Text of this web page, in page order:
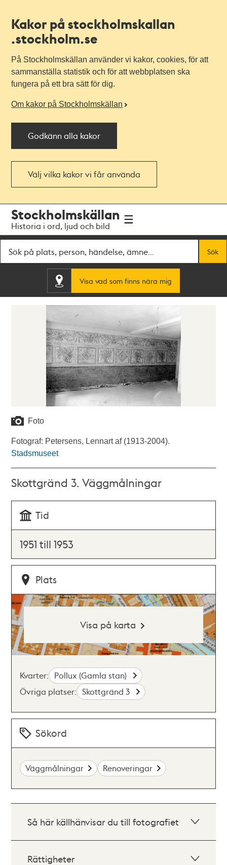
Kakor på stockholmskallan
.stockholm.se
På Stockholmskällan använder vi kakor, cookies, för att
sammanställa statistik och för att webbplatsen ska
fungera på ett bra sätt för dig.
Om kakor på Stockholmskällan
Godkänn alla kakor
Välj vilka kakor vi får använda
navigationen
huvudinnehållet
Stockholmskällan
Historia i ord, ljud och bild
Sök
Visa vad som finns nära mig
Foto
Fotograf: Petersens, Lennart af (1913-2004).
Stadsmuseet
Skottgränd 3. Väggmålningar
Tid
1951 till 1953
Plats
Visa på karta
Kvarter: Pollux (Gamla stan)
Övriga platser: Skottgränd 3
Sökord
Väggmålningar Renoveringar
Så här källhänvisar du till fotografiet
Rättigheter